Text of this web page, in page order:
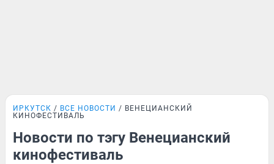
ИРКУТСК ВСЕ НОВОСТИ
ВЕНЕЦИАНСКИЙ
КИНОФЕСТИВАЛЬ
Новости по тэгу Венецианский
кинофестиваль